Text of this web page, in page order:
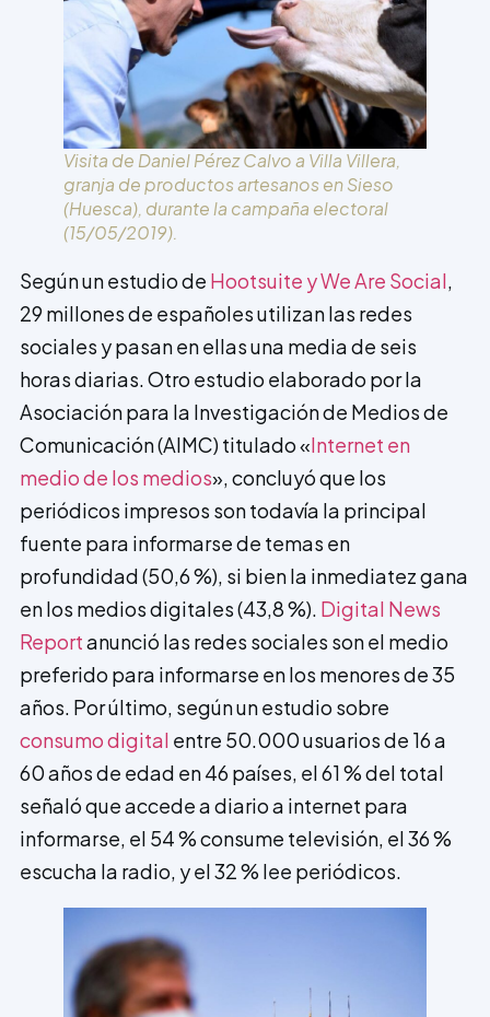
Visita de Daniel Pérez Calvo a Villa Villera,
granja de productos artesanos en Sieso
(Huesca), durante la campaña electoral
(15/05/2019).
Según un estudio de Hootsuite y We Are Social,
29 millones de españoles utilizan las redes
sociales y pasan en ellas una media de seis
horas diarias. Otro estudio elaborado por la
Asociación para la Investigación de Medios de
Comunicación (AIMC) titulado «Internet en
medio de los medios», concluyó que los
periódicos impresos son todavía la principal
fuente para informarse de temas en
profundidad (50,6 %), si bien la inmediatez gana
en los medios digitales (43,8 %). Digital News
Reportanunció las redes sociales son el medio
preferido para informarse en los menores de 35
años. Por último, según un estudio sobre
consumo digital entre 50.000 usuarios de 16 a
60 años de edad en 46 países, el 61 % del total
señaló que accede a diario a internet para
informarse, el 54 % consume televisión, el 36 %
escucha la radio, y el 32 % lee periódicos.